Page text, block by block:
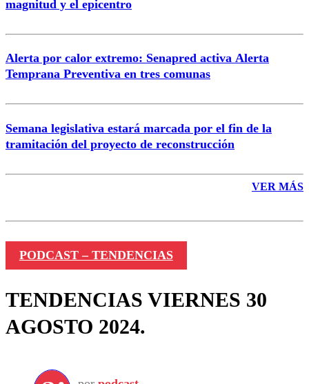
magnitud y el epicentro
Alerta por calor extremo: Senapred activa Alerta
Temprana Preventiva en tres comunas
Semana legislativa estará marcada por el fin de la
tramitación del proyecto de reconstrucción
VER MÁS
PODCAST – TENDENCIAS
TENDENCIAS VIERNES 30
AGOSTO 2024.